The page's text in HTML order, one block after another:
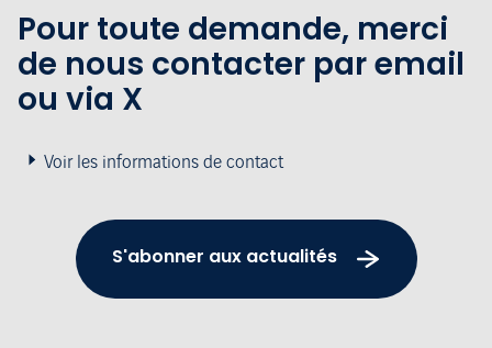
Pour toute demande, merci
de nous contacter par email
ou via X
Voir les informations de contact
S'abonner aux actualités